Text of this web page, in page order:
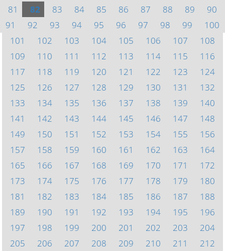
81
82 83 84 85 86 87 88 89
90
91
92 93 94 95 96 97 98 99
100
101
102 103 104 105 106 107
108
109
110 111 112 113 114 115
116
117
118 119 120 121 122 123
124
125
126 127 128 129 130 131
132
133
134 135 136 137 138 139
140
141
142 143 144 145 146 147
148
149
150 151 152 153 154 155
156
157
158 159 160 161 162 163
164
165
166 167 168 169 170 171
172
173
174 175 176 177 178 179
180
181
182 183 184 185 186 187
188
189
190 191 192 193 194 195
196
197
198 199 200 201 202 203
204
205
206 207 208 209 210 211
212